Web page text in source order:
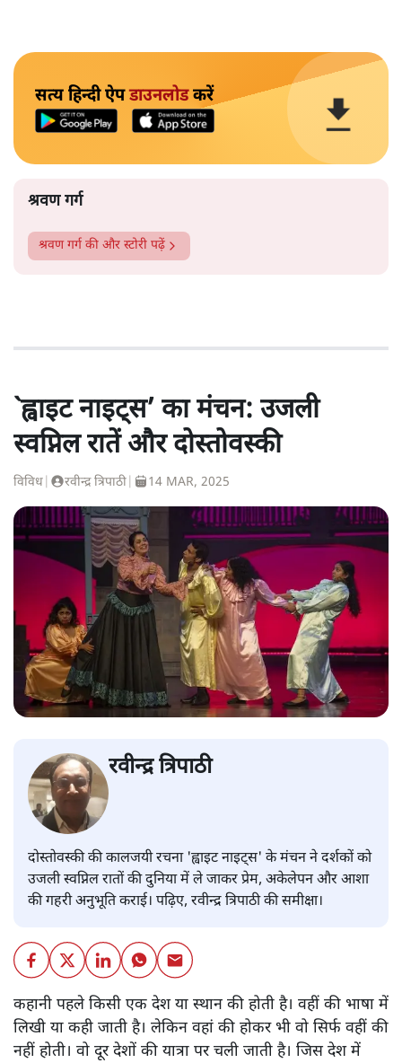
सत्य हिन्दी ऐपडाउनलोडकरें
श्रवण गर्ग
श्रवण गर्ग की और स्टोरी पढ़ें
`ह्वाइट नाइट्स’ का मंचन: उजली
स्वप्निल रातें और दोस्तोवस्की
विविध रवीन्द्र त्रिपाठी 14 MAR, 2025
रवीन्द्र त्रिपाठी
दोस्तोवस्की की कालजयी रचना 'ह्वाइट नाइट्स' के मंचन ने दर्शकों को
उजली स्वप्निल रातों की दुनिया में ले जाकर प्रेम, अकेलेपन और आशा
की गहरी अनुभूति कराई। पढ़िए, रवीन्द्र त्रिपाठी की समीक्षा।
कहानी पहले किसी एक देश या स्थान की होती है। वहीं की भाषा में
लिखी या कही जाती है। लेकिन वहां की होकर भी वो सिर्फ वहीं की
नहीं होती। वो दूर देशों की यात्रा पर चली जाती है। जिस देश में